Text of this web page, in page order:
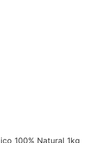
100% Natural 1kg